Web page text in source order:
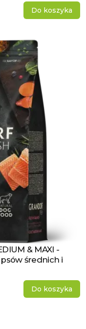
Do koszyka
& MAXI -
średnich i
Do koszyka